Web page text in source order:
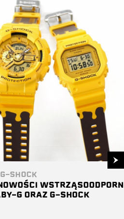
SHOCK
G ORAZ G-SHOCK